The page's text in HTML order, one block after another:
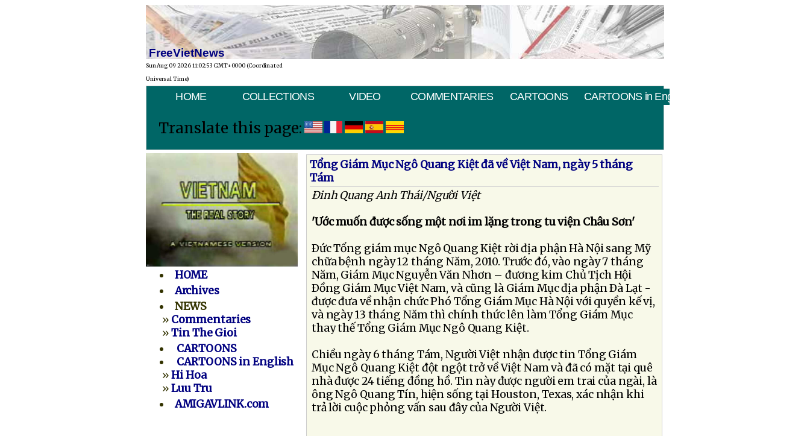
FreeVietNews
Sun Aug 09 2026 11:02:53 GMT+0000 (Coordinated
Universal Time)
HOME COLLECTIONS VIDEO COMMENTARIES CARTOONS CARTOONS in English
Translate this page:
HOME
Archives
NEWS
» Commentaries
»Tin The Gioi
CARTOONS
CARTOONS in English
»Hi Hoa
»Luu Tru
AMIGAVLINK.com
Tổng Giám Mục Ngô Quang Kiệt đã về Việt Nam, ngày 5 tháng
Tám
Ðinh Quang Anh Thái/Người Việt
'Ước muốn được sống một nơi im lặng trong tu viện Châu Sơn'
Ðức Tổng giám mục Ngô Quang Kiệt rời địa phận Hà Nội sang Mỹ
chữa bệnh ngày 12 tháng Năm, 2010. Trước đó, vào ngày 7 tháng
Năm, Giám Mục Nguyễn Văn Nhơn – đương kim Chủ Tịch Hội
Ðồng Giám Mục Việt Nam, và cũng là Giám Mục địa phận Ðà Lạt -
được đưa về nhận chức Phó Tổng Giám Mục Hà Nội với quyền kế vị,
và ngày 13 tháng Năm thì chính thức lên làm Tổng Giám Mục
thay thế Tổng Giám Mục Ngô Quang Kiệt.
Chiều ngày 6 tháng Tám, Người Việt nhận được tin Tổng Giám
Mục Ngô Quang Kiệt đột ngột trở về Việt Nam và đã có mặt tại quê
nhà được 24 tiếng đồng hồ. Tin này được người em trai của ngài, là
ông Ngô Quang Tín, hiện sống tại Houston, Texas, xác nhận khi
trả lời cuộc phỏng vấn sau đây của Người Việt.